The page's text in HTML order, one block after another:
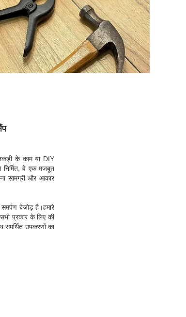
के काम या DIY
वे एक मजबूत
सामग्री और आकार
बेजोड़ है।हमारे
प्रकार के लिए की
उपकरणों का